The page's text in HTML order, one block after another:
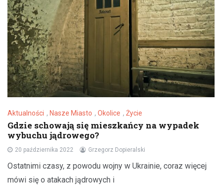
Aktualności , Nasze Miasto , Okolice , Życie
Gdzie schowają się mieszkańcy na wypadek
wybuchu jądrowego?
20 października 2022 Grzegorz Dopieralski
Ostatnimi czasy, z powodu wojny w Ukrainie, coraz więcej
mówi się o atakach jądrowych i